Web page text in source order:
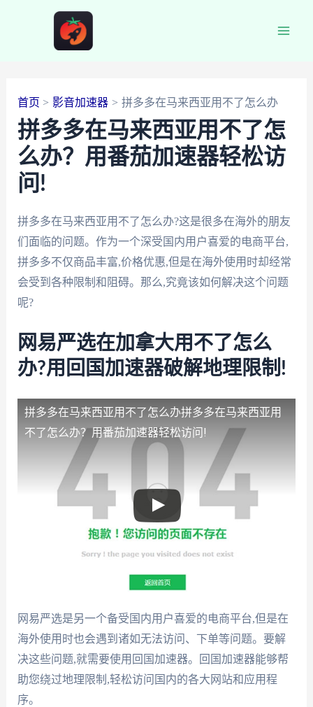
首页 影音加速器 拼多多在马来西亚用不了怎么办
拼多多在马来西亚用不了怎
么办？用番茄加速器轻松访
问!
拼多多在马来西亚用不了怎么办?这是很多在海外的朋友
们面临的问题。作为一个深受国内用户喜爱的电商平台,
拼多多不仅商品丰富,价格优惠,但是在海外使用时却经常
会受到各种限制和阻碍。那么,究竟该如何解决这个问题
呢?
网易严选在加拿大用不了怎么
办?用回国加速器破解地理限制!
拼多多在马来西亚用不了怎么办拼多多在马来西亚用
不了怎么办？用番茄加速器轻松访问!
网易严选是另一个备受国内用户喜爱的电商平台,但是在
海外使用时也会遇到诸如无法访问、下单等问题。要解
决这些问题,就需要使用回国加速器。回国加速器能够帮
助您绕过地理限制,轻松访问国内的各大网站和应用程
序。